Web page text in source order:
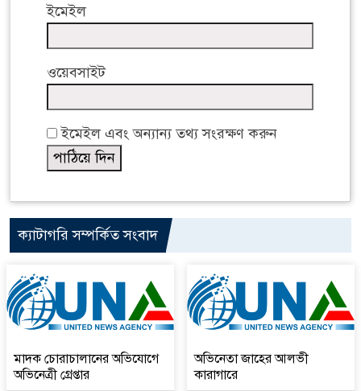
ইমেইল
ওয়েবসাইট
ইমেইল এবং অন্যান্য তথ্য সংরক্ষণ করুন
ক্যাটাগরি সম্পর্কিত সংবাদ
মাদক চোরাচালানের অভিযোগে
অভিনেত্রী গ্রেপ্তার
অভিনেতা জাহের আলভী
কারাগারে